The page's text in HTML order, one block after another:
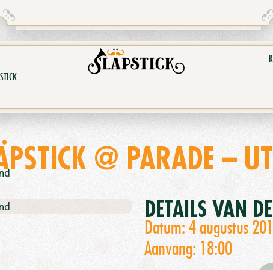
@ PARADE –
DETAILS VAN
Datum: 4 augustus
Aanvang: 18:00